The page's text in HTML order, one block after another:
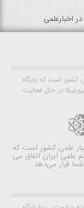
اخبارعلمی
کشور است که پایگاه
در حال فعالیت
علمی کشور است که
ایران اتفاق می
قرار می‌دهد